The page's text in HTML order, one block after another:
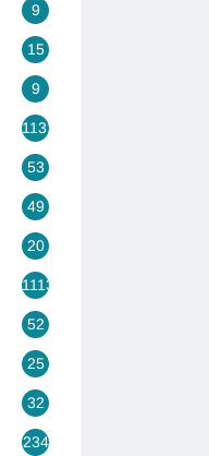
9
15
9
1131
53
49
20
1113
52
25
32
234